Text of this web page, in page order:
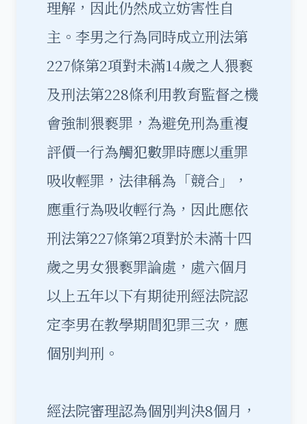
理解，因此仍然成立妨害性自
主。李男之行為同時成立刑法第
227條第2項對未滿14歲之人猥褻
及刑法第228條利用教育監督之機
會強制猥褻罪，為避免刑為重複
評價一行為觸犯數罪時應以重罪
吸收輕罪，法律稱為「競合」，
應重行為吸收輕行為，因此應依
刑法第227條第2項對於未滿十四
歲之男女猥褻罪論處，處六個月
以上五年以下有期徒刑經法院認
定李男在教學期間犯罪三次，應
個別判刑。
經法院審理認為個別判決8個月，